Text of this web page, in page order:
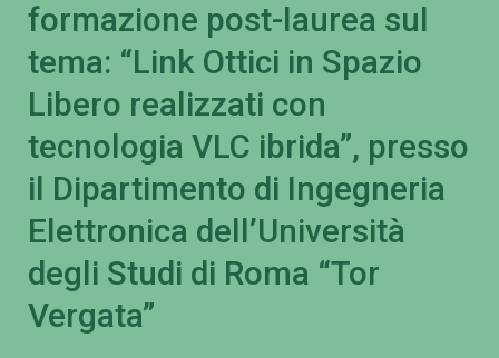
formazione post-laurea sul
tema: “Link Ottici in Spazio
Libero realizzati con
tecnologia VLC ibrida”, presso
il Dipartimento di Ingegneria
Elettronica dell’Università
degli Studi di Roma “Tor
Vergata”